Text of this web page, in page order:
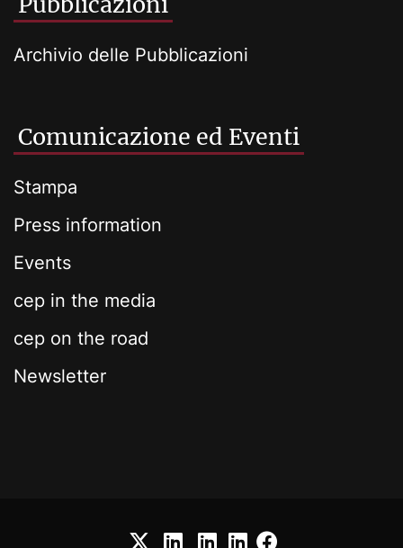
Archivio delle Pubblicazioni
Comunicazione ed Eventi
Stampa
Press information
Events
cep in the media
cep on the road
Newsletter